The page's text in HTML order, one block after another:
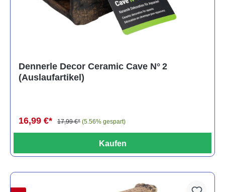
Dennerle Decor Ceramic Cave N° 2
(Auslaufartikel)
16,99 €* 17,99 €* (5.56% gespart)
Kaufen